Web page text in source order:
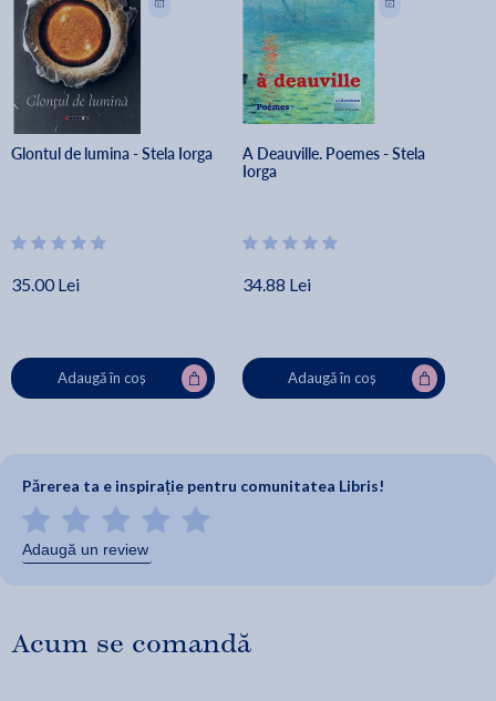
Glontul de lumina - Stela Iorga
35.00 Lei
Adaugă în coș
A Deauville. Poemes - Stela
Iorga
34.88 Lei
Adaugă în coș
Părerea ta e inspirație pentru comunitatea Libris!
Adaugă un review
Acum se comandă